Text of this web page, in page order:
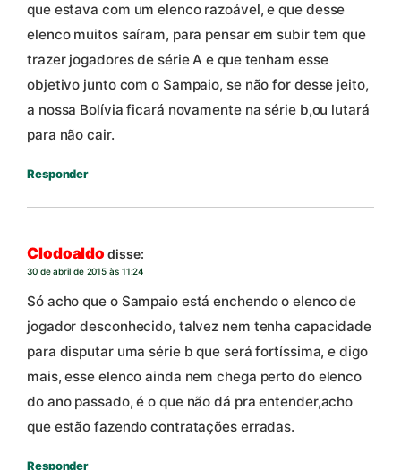
que estava com um elenco razoável, e que desse
elenco muitos saíram, para pensar em subir tem que
trazer jogadores de série A e que tenham esse
objetivo junto com o Sampaio, se não for desse jeito,
a nossa Bolívia ficará novamente na série b,ou lutará
para não cair.
Responder
Clodoaldo disse:
30 de abril de 2015 às 11:24
Só acho que o Sampaio está enchendo o elenco de
jogador desconhecido, talvez nem tenha capacidade
para disputar uma série b que será fortíssima, e digo
mais, esse elenco ainda nem chega perto do elenco
do ano passado, é o que não dá pra entender,acho
que estão fazendo contratações erradas.
Responder